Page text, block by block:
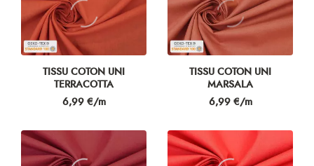
TISSU COTON UNI
TERRACOTTA
Prix
6,99 €/m
TISSU COTON UNI
MARSALA
Prix
6,99 €/m